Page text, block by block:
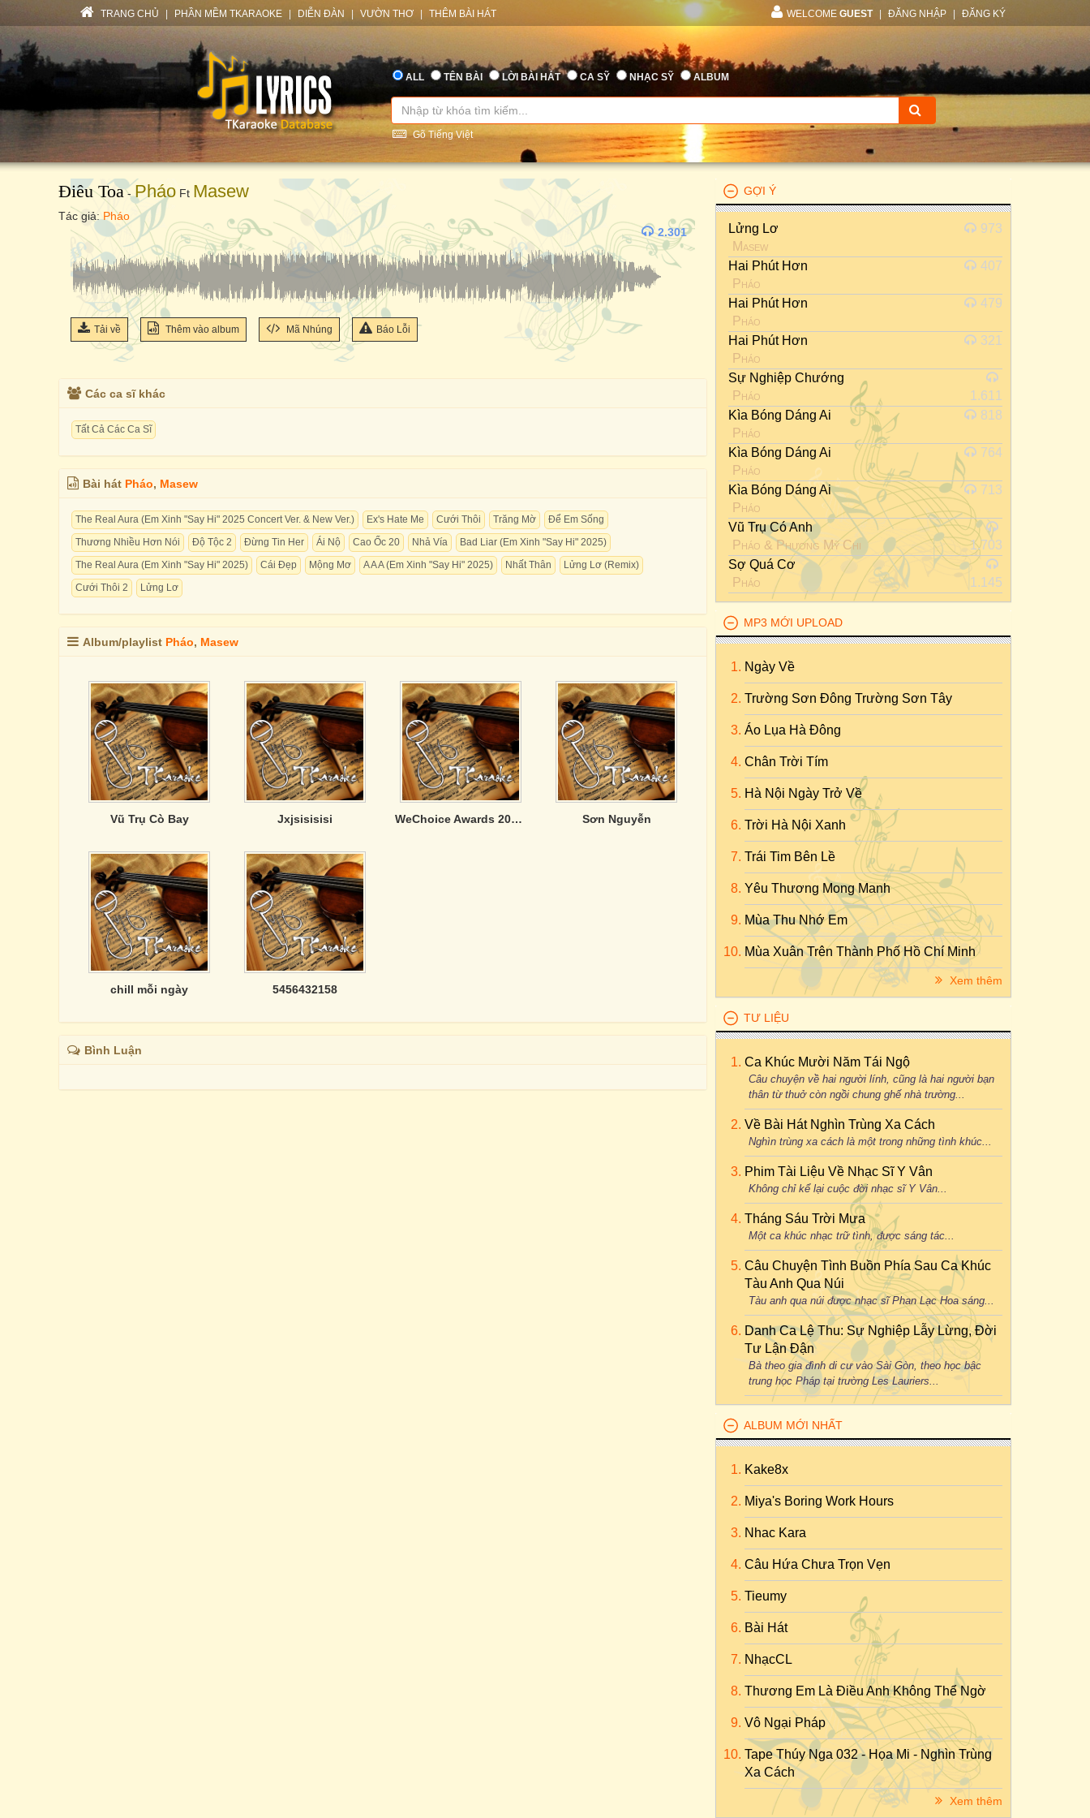
TRANG CHỦ PHẦN MỀM TKARAOKE DIỄN ĐÀN VƯỜN THƠ THÊM BÀI HÁT WELCOME GUEST ĐĂNG NHẬP ĐĂNG KÝ
ALL TÊN BÀI LỜI BÀI HÁT CA SỸ NHẠC SỸ ALBUM
Gõ Tiếng Việt
Điêu Toa-Pháo Ft Masew
Tác giả: Pháo
2.301
Tải về Thêm vào album Mã Nhúng Báo Lỗi
Các ca sĩ khác
Tất Cả Các Ca Sĩ
Bài hát Pháo, Masew
The Real Aura (Em Xinh "Say Hi" 2025 Concert Ver. & New Ver.) Ex's Hate Me Cưới Thôi Trăng Mờ
Để Em Sống
Thương Nhiều Hơn Nói
Độ Tộc 2 Đừng Tin Her Ái Nộ Cao Ốc 20 Nhả Vía
Bad Liar (Em Xinh "Say Hi" 2025)
The Real Aura (Em Xinh "Say Hi" 2025)
Cái Đẹp Mộng Mơ A A A (Em Xinh "Say Hi" 2025) Nhất Thân
Lửng Lơ (Remix)
Cưới Thôi 2
Lửng Lơ
Album/playlist Pháo, Masew
Vũ Trụ Cò Bay Jxjsisisisi WeChoice Awards 2024: Việt Nam Tôi Đó Sơn Nguyễn
chill mỗi ngày 5456432158
Bình Luận
GỢI Ý
Lửng Lơ
Masew
973
Hai Phút Hơn
Pháo
407
Hai Phút Hơn
Pháo
479
Hai Phút Hơn
Pháo
321
Sự Nghiệp Chướng
Pháo
1.611
Kìa Bóng Dáng Ai
Pháo
818
Kìa Bóng Dáng Ai
Pháo
764
Kìa Bóng Dáng Ai
Pháo
713
Vũ Trụ Có Anh
Pháo &Phương Mỹ Chi
1.703
Sợ Quá Cơ
Pháo
1.145
MP3 MỚI UPLOAD
Ngày Về
Trường Sơn Đông Trường Sơn Tây
Áo Lụa Hà Đông
Chân Trời Tím
Hà Nội Ngày Trở Về
Trời Hà Nội Xanh
Trái Tim Bên Lề
Yêu Thương Mong Manh
Mùa Thu Nhớ Em
Mùa Xuân Trên Thành Phố Hồ Chí Minh
Xem thêm
TƯ LIỆU
Ca Khúc Mười Năm Tái Ngộ
Câu chuyện về hai người lính, cũng là hai người bạn
thân từ thuở còn ngồi chung ghế nhà trường...
Về Bài Hát Nghìn Trùng Xa Cách
Nghìn trùng xa cách là một trong những tình khúc...
Phim Tài Liệu Về Nhạc Sĩ Y Vân
Không chỉ kể lại cuộc đời nhạc sĩ Y Vân...
Tháng Sáu Trời Mưa
Một ca khúc nhạc trữ tình, được sáng tác...
Câu Chuyện Tình Buồn Phía Sau Ca Khúc
Tàu Anh Qua Núi
Tàu anh qua núi được nhạc sĩ Phan Lạc Hoa sáng...
Danh Ca Lệ Thu: Sự Nghiệp Lẫy Lừng, Đời
Tư Lận Đận
Bà theo gia đình di cư vào Sài Gòn, theo học bậc
trung học Pháp tại trường Les Lauriers...
ALBUM MỚI NHẤT
Kake8x
Miya's Boring Work Hours
Nhac Kara
Câu Hứa Chưa Trọn Vẹn
Tieumy
Bài Hát
NhạcCL
Thương Em Là Điều Anh Không Thể Ngờ
Vô Ngại Pháp
Tape Thúy Nga 032 - Họa Mi - Nghìn Trùng
Xa Cách
Xem thêm